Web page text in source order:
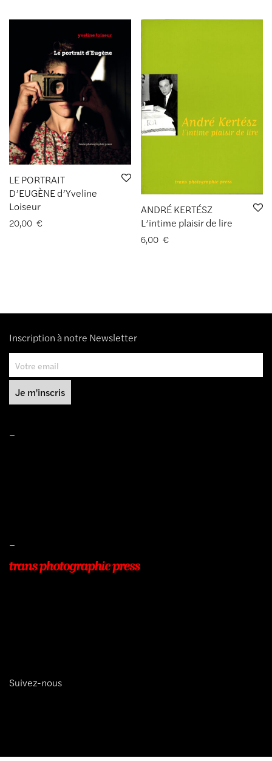
LE PORTRAIT
D’EUGÈNE d’Yveline
Loiseur
20,00 €
ANDRÉ KERTÉSZ
L’intime plaisir de lire
6,00 €
Inscription à notre Newsletter
–
–
Suivez-nous
trans photographic press © 2026